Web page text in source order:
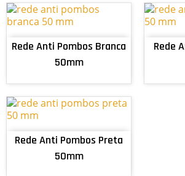
ADICIONAR AO CARRINHO
Rede Anti Pombos Branca
50mm
Rede
ADICIONAR AO CARRINHO
Rede Anti Pombos Preta
50mm